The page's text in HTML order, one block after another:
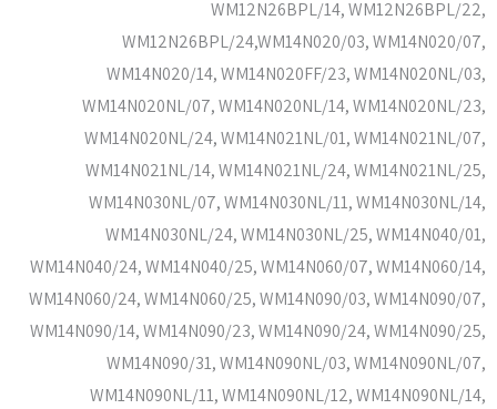
WM12N26BPL/14, WM12N26BPL/22,
WM12N26BPL/24,WM14N020/03, WM14N020/07,
WM14N020/14, WM14N020FF/23, WM14N020NL/03,
WM14N020NL/07, WM14N020NL/14, WM14N020NL/23,
WM14N020NL/24, WM14N021NL/01, WM14N021NL/07,
WM14N021NL/14, WM14N021NL/24, WM14N021NL/25,
WM14N030NL/07, WM14N030NL/11, WM14N030NL/14,
WM14N030NL/24, WM14N030NL/25, WM14N040/01,
WM14N040/24, WM14N040/25, WM14N060/07, WM14N060/14,
WM14N060/24, WM14N060/25, WM14N090/03, WM14N090/07,
WM14N090/14, WM14N090/23, WM14N090/24, WM14N090/25,
WM14N090/31, WM14N090NL/03, WM14N090NL/07,
WM14N090NL/11, WM14N090NL/12, WM14N090NL/14,